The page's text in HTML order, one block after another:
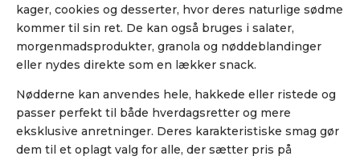
kager, cookies og desserter, hvor deres naturlige sødme
kommer til sin ret. De kan også bruges i salater,
morgenmadsprodukter, granola og nøddeblandinger
eller nydes direkte som en lækker snack.
Nødderne kan anvendes hele, hakkede eller ristede og
passer perfekt til både hverdagsretter og mere
eksklusive anretninger. Deres karakteristiske smag gør
dem til et oplagt valg for alle, der sætter pris på